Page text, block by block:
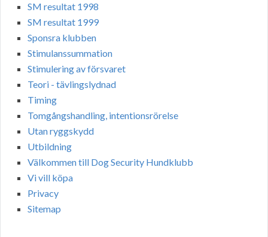
SM resultat 1998
SM resultat 1999
Sponsra klubben
Stimulanssummation
Stimulering av försvaret
Teori - tävlingslydnad
Timing
Tomgångshandling, intentionsrörelse
Utan ryggskydd
Utbildning
Välkommen till Dog Security Hundklubb
Vi vill köpa
Privacy
Sitemap